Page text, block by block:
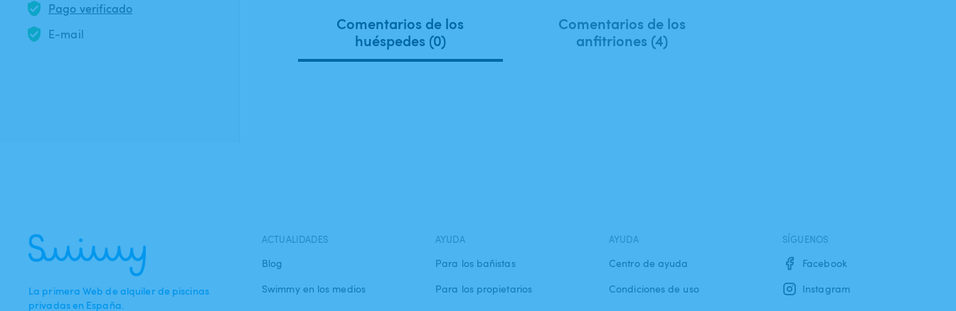
Pago verificado
E-mail
Comentarios de los
huéspedes (0)
Comentarios de los
anfitriones (4)
La primera Web de alquiler de piscinas
privadas en España.
ACTUALIDADES
Blog
Swimmy en los medios
AYUDA
Para los bañistas
Para los propietarios
AYUDA
Centro de ayuda
Condiciones de uso
SÍGUENOS
Facebook
Instagram